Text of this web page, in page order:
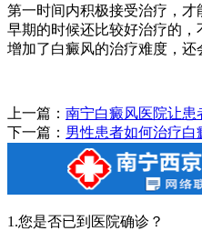
第一时间内积极接受治疗，
早期的时候还比较好治疗的
增加了白癜风的治疗难度，还
上一篇： 南宁白癜风医院让患
下一篇： 男性患者如何治疗白
1.您是否已到医院确诊？